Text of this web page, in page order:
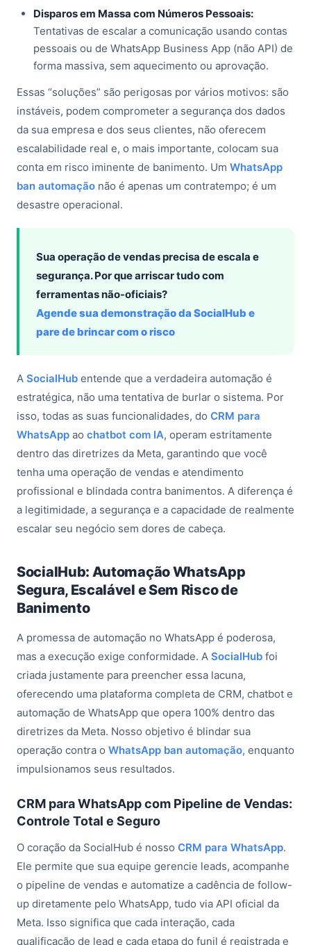
Disparos em Massa com Números Pessoais:
Tentativas de escalar a comunicação usando contas
pessoais ou de WhatsApp Business App (não API) de
forma massiva, sem aquecimento ou aprovação.
Essas “soluções” são perigosas por vários motivos: são
instáveis, podem comprometer a segurança dos dados
da sua empresa e dos seus clientes, não oferecem
escalabilidade real e, o mais importante, colocam sua
conta em risco iminente de banimento. Um WhatsApp
ban automação não é apenas um contratempo; é um
desastre operacional.
Sua operação de vendas precisa de escala e
segurança. Por que arriscar tudo com
ferramentas não-oficiais?
Agende sua demonstração da SocialHub e
pare de brincar com o risco
A SocialHub entende que a verdadeira automação é
estratégica, não uma tentativa de burlar o sistema. Por
isso, todas as suas funcionalidades, do CRM para
WhatsApp ao chatbot com IA, operam estritamente
dentro das diretrizes da Meta, garantindo que você
tenha uma operação de vendas e atendimento
profissional e blindada contra banimentos. A diferença é
a legitimidade, a segurança e a capacidade de realmente
escalar seu negócio sem dores de cabeça.
SocialHub: Automação WhatsApp
Segura, Escalável e Sem Risco de
Banimento
A promessa de automação no WhatsApp é poderosa,
mas a execução exige conformidade. A SocialHub foi
criada justamente para preencher essa lacuna,
oferecendo uma plataforma completa de CRM, chatbot e
automação de WhatsApp que opera 100% dentro das
diretrizes da Meta. Nosso objetivo é blindar sua
operação contra o WhatsApp ban automação, enquanto
impulsionamos seus resultados.
CRM para WhatsApp com Pipeline de Vendas:
Controle Total e Seguro
O coração da SocialHub é nosso CRM para WhatsApp.
Ele permite que sua equipe gerencie leads, acompanhe
o pipeline de vendas e automatize a cadência de follow-
up diretamente pelo WhatsApp, tudo via API oficial da
Meta. Isso significa que cada interação, cada
qualificação de lead e cada etapa do funil é registrada e